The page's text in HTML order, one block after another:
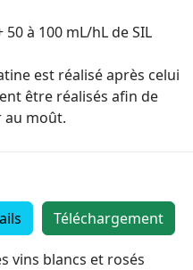
50 à 100 mL/hL de SIL
est réalisé après celui
être réalisés afin de
au moût.
Téléchargement
vins blancs et rosés